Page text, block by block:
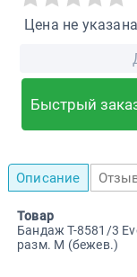
Цена не указана
Быстрый
Описание
Товар
Бандаж Т-8581/3
разм. M (бежев.)